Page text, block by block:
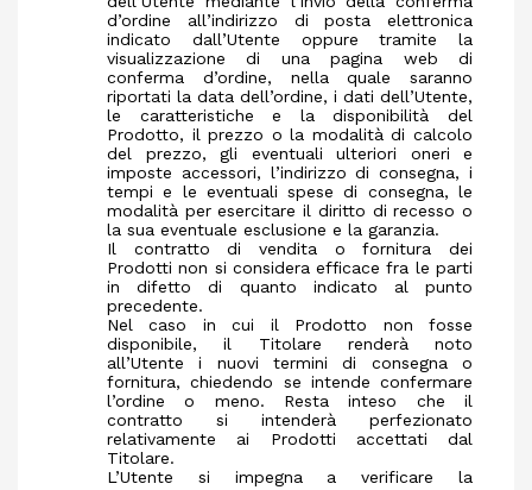
d’ordine all’indirizzo di posta elettronica
indicato dall’Utente oppure tramite la
visualizzazione di una pagina web di
conferma d’ordine, nella quale saranno
riportati la data dell’ordine, i dati dell’Utente,
le caratteristiche e la disponibilità del
Prodotto, il prezzo o la modalità di calcolo
del prezzo, gli eventuali ulteriori oneri e
imposte accessori, l’indirizzo di consegna, i
tempi e le eventuali spese di consegna, le
modalità per esercitare il diritto di recesso o
la sua eventuale esclusione e la garanzia.
Il contratto di vendita o fornitura dei
Prodotti non si considera efficace fra le parti
in difetto di quanto indicato al punto
precedente.
Nel caso in cui il Prodotto non fosse
disponibile, il Titolare renderà noto
all’Utente i nuovi termini di consegna o
fornitura, chiedendo se intende confermare
l’ordine o meno. Resta inteso che il
contratto si intenderà perfezionato
relativamente ai Prodotti accettati dal
Titolare.
L’Utente si impegna a verificare la